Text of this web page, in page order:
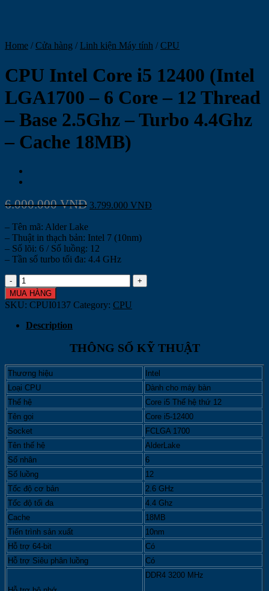
Home / Cửa hàng / Linh kiện Máy tính / CPU
CPU Intel Core i5 12400 (Intel
LGA1700 – 6 Core – 12 Thread
– Base 2.5Ghz – Turbo 4.4Ghz
– Cache 18MB)
6.000.000VNĐ 3.799.000 VNĐ
– Tên mã: Alder Lake
– Thuật in thạch bản: Intel 7 (10nm)
– Số lõi: 6 / Số luồng: 12
– Tần số turbo tối đa: 4.4 GHz
CPU
Intel
Core
i5
12400
(Intel
6
Core
-
12
Thread
-
Base
2.5Ghz
-
Turbo
4.4Ghz
-
Cache
18MB)
quantity
MUA HÀNG
SKU: CPUI0137 Category: CPU
Description
THÔNG SỐ KỸ THUẬT
Thương hiệu
Intel
Loại CPU
Dành cho máy bàn
Thế hệ
Core i5 Thế hệ thứ 12
Tên gọi
Core i5-12400
Socket
FCLGA 1700
Tên thế hệ
AlderLake
Số nhân
6
Số luồng
12
Tốc độ cơ bản
2.6 GHz
Tốc độ tối đa
4.4 Ghz
Cache
18MB
Tiến trình sản xuất
10nm
Hỗ trợ 64-bit
Có
Hỗ trợ Siêu phân luồng
Có
DDR4 3200 MHz